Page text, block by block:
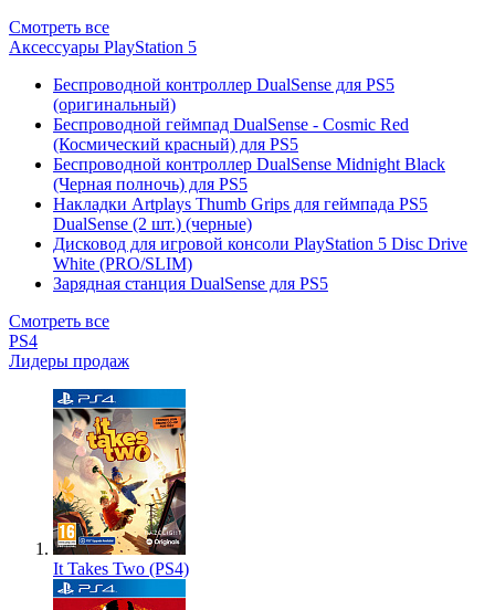
Смотреть все
Аксессуары PlayStation 5
Беспроводной контроллер DualSense для PS5
(оригинальный)
Беспроводной геймпад DualSense - Cosmic Red
(Космический красный) для PS5
Беспроводной контроллер DualSense Midnight Black
(Черная полночь) для PS5
Накладки Artplays Thumb Grips для геймпада PS5
DualSense (2 шт.) (черные)
Дисковод для игровой консоли PlayStation 5 Disc Drive
White (PRO/SLIM)
Зарядная станция DualSense для PS5
Смотреть все
PS4
Лидеры продаж
It Takes Two (PS4)